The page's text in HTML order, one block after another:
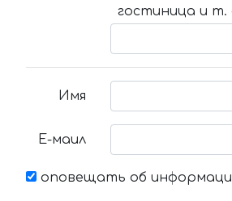
гостиница и т.
Имя
Е-маил
оповещать об